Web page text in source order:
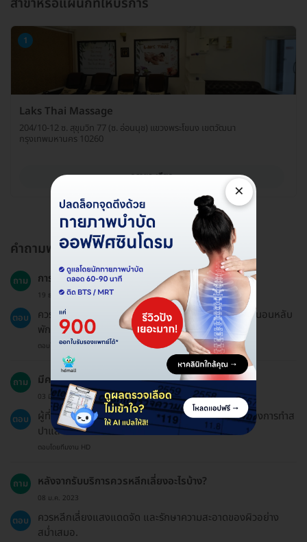
1
Laks Thai Massage
204/10-12 ซ. สุขุมวิท 77 (ซ. อ่อนนุช) แขวงพระโขนง เขตวัฒนา
กรุงเทพมหานคร 10260
ดูรายละเอียด
คำถามพบบ่อย
ถาม การเตรียมตัวก่อนรับบริการควรทำอย่างไร?
19 ธ.ค. 2024
ตอบ
ควรศึกษาข้อมูลและปรึกษาแพทย์ก่อนรับบริการ รวมถึงนอนหลับ
พักผ่อนให้เพียงพอ.
ตอบโดยทีมงาน HD
ถาม มีความเสี่ยงหรือผลข้างเคียงอะไรบ้างที่ควรรู้?
03 มี.ค. 2024
ตอบ
ผู้ที่มีผิวแพ้ง่ายหรือมีโรคประจำตัวบางอย่างควรหลีกเลี่ยงการทำส
ปาและนวดน้ำมัน.
ตอบโดยทีมงาน HD
ถาม หลังจากรับบริการควรหลีกเลี่ยงอะไรบ้าง?
08 ม.ค. 2023
ตอบ
ควรหลีกเลี่ยงแสงแดดจัด และรักษาความสะอาดของผิวอย่าง
สม่ำเสมอ.
×